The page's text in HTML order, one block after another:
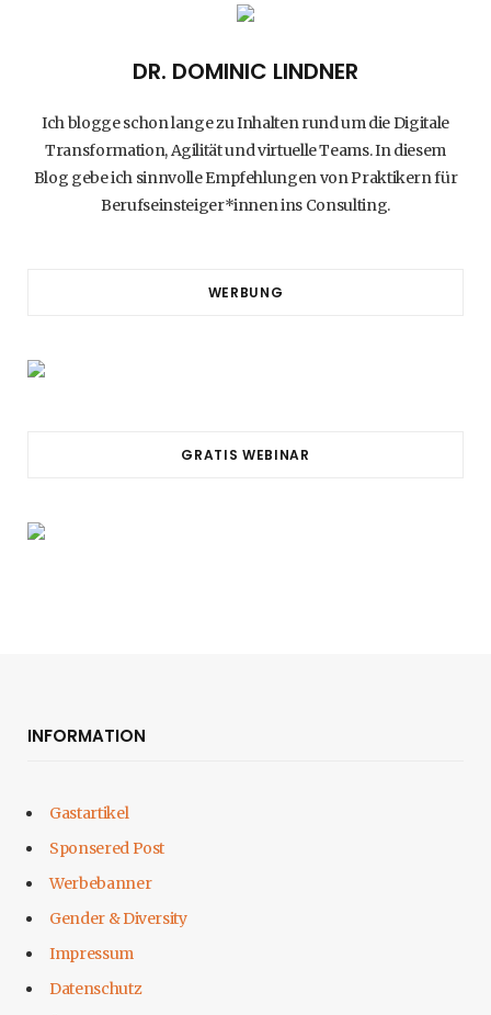
DR. DOMINIC LINDNER
Ich blogge schon lange zu Inhalten rund um die Digitale
Transformation, Agilität und virtuelle Teams. In diesem
Blog gebe ich sinnvolle Empfehlungen von Praktikern für
Berufseinsteiger*innen ins Consulting.
WERBUNG
GRATIS WEBINAR
INFORMATION
Gastartikel
Sponsered Post
Werbebanner
Gender & Diversity
Impressum
Datenschutz